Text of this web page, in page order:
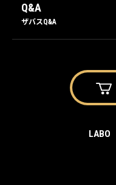
Q&A
ザバスQ&A
LABO